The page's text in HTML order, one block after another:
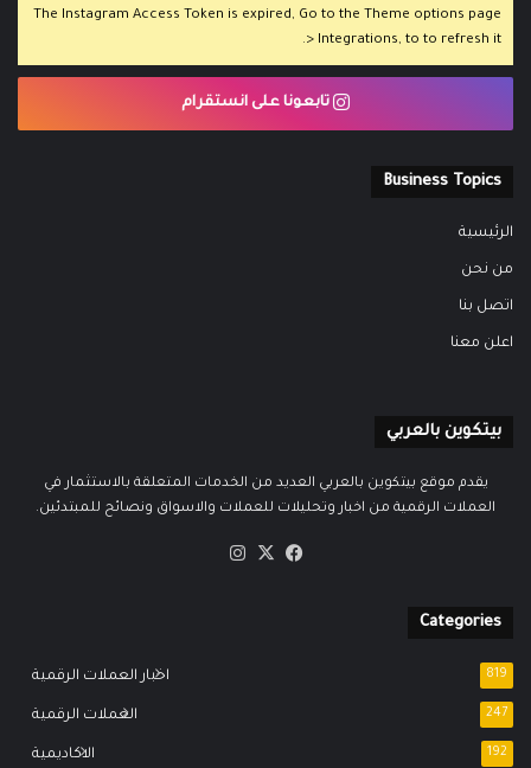
The Instagram Access Token is expired, Go to the Theme options page
> Integrations, to to refresh it.
تابعونا على انستقرام
Business Topics
الرئيسية
من نحن
اتصل بنا
اعلن معنا
بيتكوين بالعربي
يقدم موقع بيتكوين بالعربي العديد من الخدمات المتعلقة بالاستثمار في
العملات الرقمية من اخبار وتحليلات للعملات والاسواق ونصائح للمبتدئين.
فيسبوك
‫X
Categories
اخبار العملات الرقمية 819
العملات الرقمية 247
الاكاديمية 192